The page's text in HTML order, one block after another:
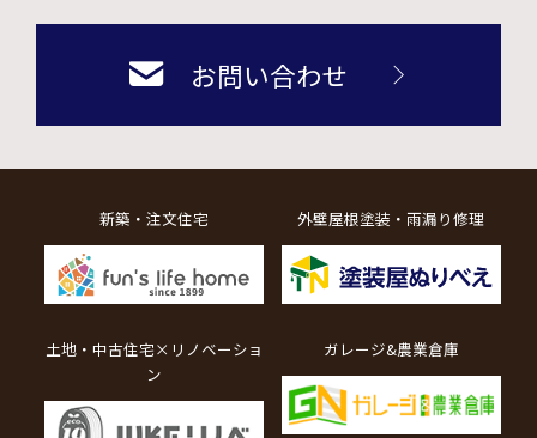
お問い合わせ
新築・注文住宅 外壁屋根塗装・雨漏り修理
土地・中古住宅×リノベーショ
ン
ガレージ&農業倉庫